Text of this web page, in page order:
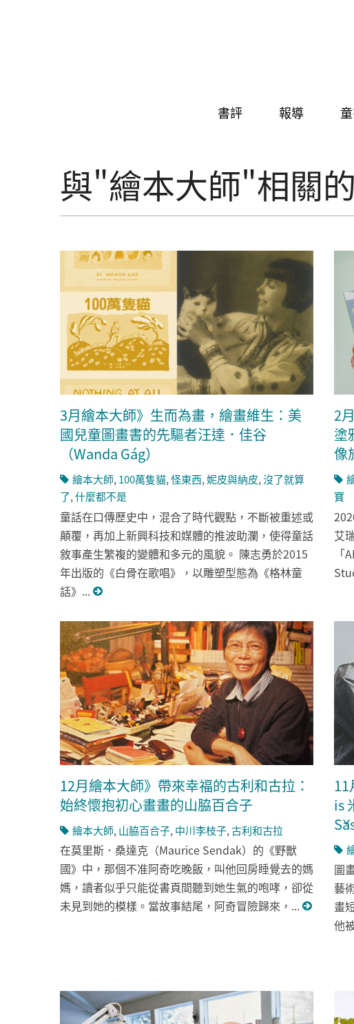
書評 報導
與"繪本大師"相關
3月繪本大師》生而為畫，繪畫維生：美
國兒童圖畫書的先驅者汪達．佳谷
（Wanda Gág）
繪本大師, 100萬隻貓,怪東西,妮皮與納皮,沒了就算
了,什麼都不是
童話在口傳歷史中，混合了時代觀點，不斷被重述或
顛覆，再加上新興科技和媒體的推波助瀾，使得童話
敘事產生繁複的變體和多元的風貌。 陳志勇於2015
年出版的《白骨在歌唱》，以雕塑型態為《格林童
話》...
2
塗
像
寶
艾
12月繪本大師》帶來幸福的古利和古拉：
始終懷抱初心畫畫的山脇百合子
繪本大師, 山脇百合子, 中川李枝子,古利和古拉
在莫里斯．桑達克（Maurice Sendak）的《野獸
國》中，那個不准阿奇吃晚飯，叫他回房睡覺去的媽
媽，讀者似乎只能從書頁間聽到她生氣的咆哮，卻從
未見到她的模樣。當故事結尾，阿奇冒險歸來，...
11
is
圖
藝
畫
他